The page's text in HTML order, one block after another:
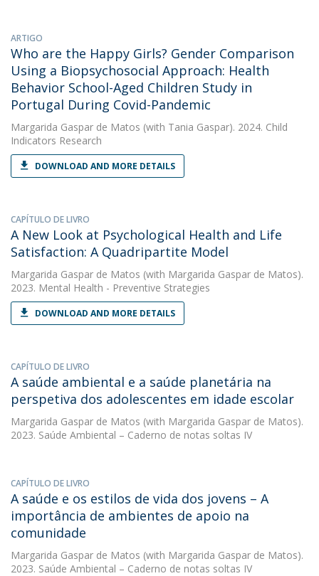
ARTIGO
Who are the Happy Girls? Gender Comparison
Using a Biopsychosocial Approach: Health
Behavior School-Aged Children Study in
Portugal During Covid-Pandemic
Margarida Gaspar de Matos (with Tania Gaspar). 2024. Child
Indicators Research
DOWNLOAD AND MORE DETAILS
CAPÍTULO DE LIVRO
A New Look at Psychological Health and Life
Satisfaction: A Quadripartite Model
Margarida Gaspar de Matos (with Margarida Gaspar de Matos).
2023. Mental Health - Preventive Strategies
DOWNLOAD AND MORE DETAILS
CAPÍTULO DE LIVRO
A saúde ambiental e a saúde planetária na
perspetiva dos adolescentes em idade escolar
Margarida Gaspar de Matos (with Margarida Gaspar de Matos).
2023. Saúde Ambiental – Caderno de notas soltas IV
CAPÍTULO DE LIVRO
A saúde e os estilos de vida dos jovens – A
importância de ambientes de apoio na
comunidade
Margarida Gaspar de Matos (with Margarida Gaspar de Matos).
2023. Saúde Ambiental – Caderno de notas soltas IV